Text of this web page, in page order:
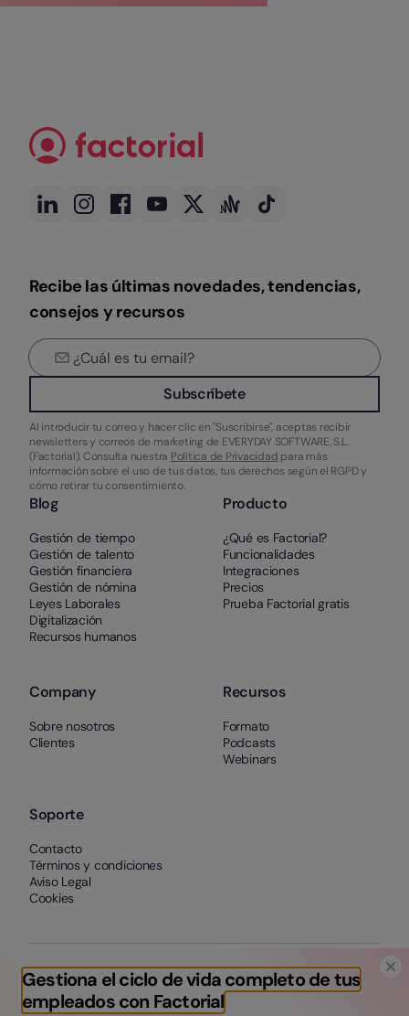
Gestiona el ciclo de vida completo de tus
empleados con Factorial
Recibe las últimas novedades, tendencias,
consejos y recursos
Subscríbete
Al introducir tu correo y hacer clic en "Suscribirse", aceptas recibir
newsletters y correos de marketing de EVERYDAY SOFTWARE, S.L.
(Factorial). Consulta nuestra Política de Privacidad para más
información sobre el uso de tus datos, tus derechos según el RGPD y
cómo retirar tu consentimiento.
Blog
Gestión de tiempo
Gestión de talento
Gestión financiera
Gestión de nómina
Leyes Laborales
Digitalización
Recursos humanos
Producto
¿Qué es Factorial?
Funcionalidades
Integraciones
Precios
Prueba Factorial gratis
Company
Sobre nosotros
Clientes
Recursos
Formato
Podcasts
Webinars
Soporte
Contacto
Términos y condiciones
Aviso Legal
Cookies